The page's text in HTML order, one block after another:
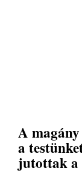
A
a
jutottak